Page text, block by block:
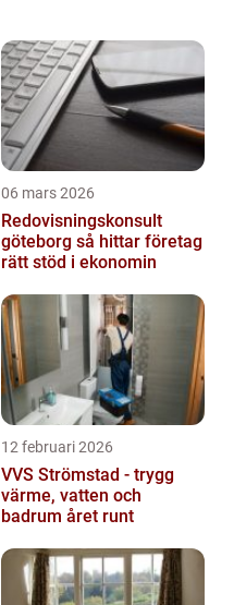
06 mars 2026
Redovisningskonsult
göteborg så hittar företag
rätt stöd i ekonomin
12 februari 2026
VVS Strömstad - trygg
värme, vatten och
badrum året runt